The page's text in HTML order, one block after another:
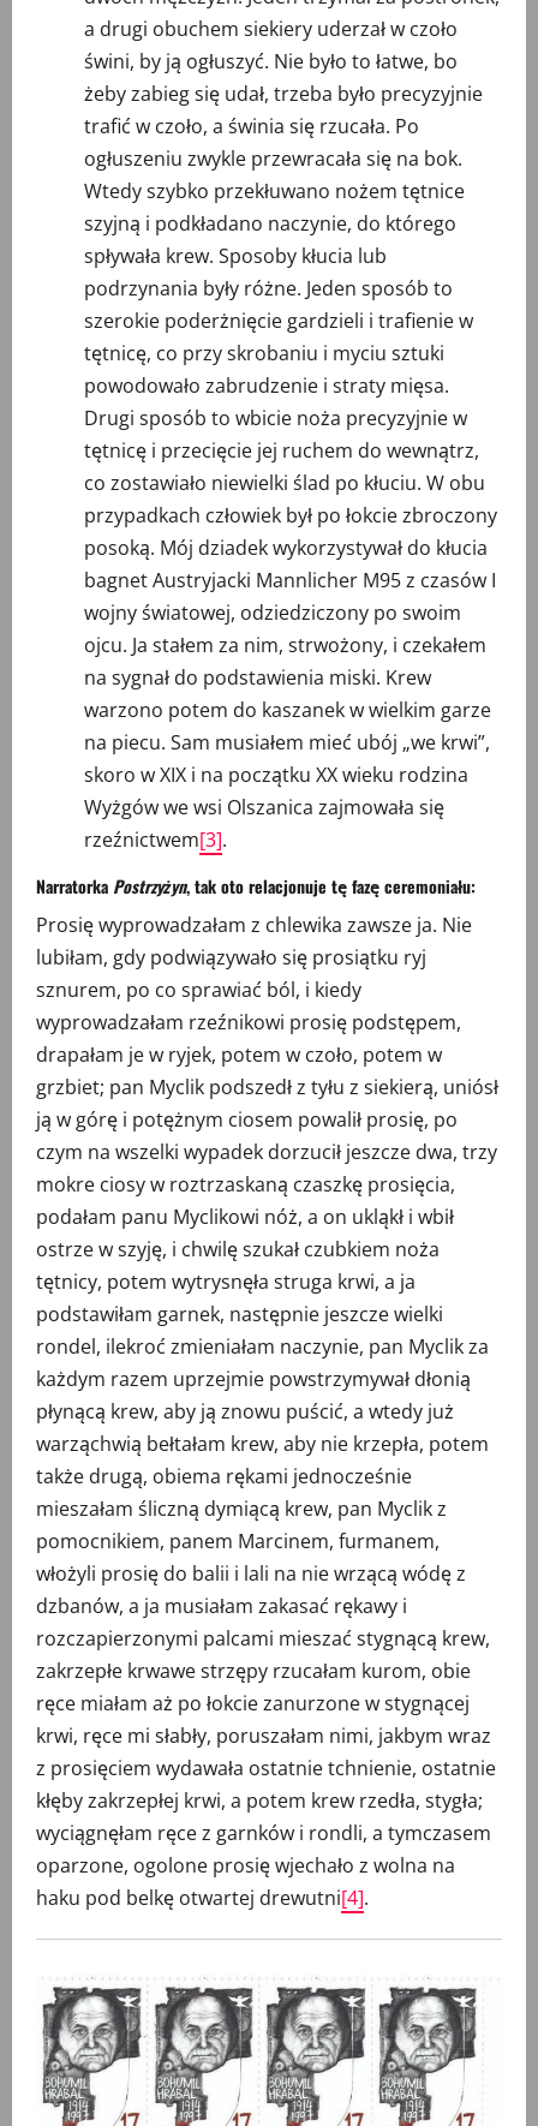
a drugi obuchem siekiery uderzał w czoło
świni, by ją ogłuszyć. Nie było to łatwe, bo
żeby zabieg się udał, trzeba było precyzyjnie
trafić w czoło, a świnia się rzucała. Po
ogłuszeniu zwykle przewracała się na bok.
Wtedy szybko przekłuwano nożem tętnice
szyjną i podkładano naczynie, do którego
spływała krew. Sposoby kłucia lub
podrzynania były różne. Jeden sposób to
szerokie poderżnięcie gardzieli i trafienie w
tętnicę, co przy skrobaniu i myciu sztuki
powodowało zabrudzenie i straty mięsa.
Drugi sposób to wbicie noża precyzyjnie w
tętnicę i przecięcie jej ruchem do wewnątrz,
co zostawiało niewielki ślad po kłuciu. W obu
przypadkach człowiek był po łokcie zbroczony
posoką. Mój dziadek wykorzystywał do kłucia
bagnet Austryjacki Mannlicher M95 z czasów I
wojny światowej, odziedziczony po swoim
ojcu. Ja stałem za nim, strwożony, i czekałem
na sygnał do podstawienia miski. Krew
warzono potem do kaszanek w wielkim garze
na piecu. Sam musiałem mieć ubój „we krwi”,
skoro w XIX i na początku XX wieku rodzina
Wyżgów we wsi Olszanica zajmowała się
rzeźnictwem[3].
Narratorka Postrzyżyn, tak oto relacjonuje tę fazę ceremoniału:
Prosię wyprowadzałam z chlewika zawsze ja. Nie
lubiłam, gdy podwiązywało się prosiątku ryj
sznurem, po co sprawiać ból, i kiedy
wyprowadzałam rzeźnikowi prosię podstępem,
drapałam je w ryjek, potem w czoło, potem w
grzbiet; pan Myclik podszedł z tyłu z siekierą, uniósł
ją w górę i potężnym ciosem powalił prosię, po
czym na wszelki wypadek dorzucił jeszcze dwa, trzy
mokre ciosy w roztrzaskaną czaszkę prosięcia,
podałam panu Myclikowi nóż, a on ukląkł i wbił
ostrze w szyję, i chwilę szukał czubkiem noża
tętnicy, potem wytrysnęła struga krwi, a ja
podstawiłam garnek, następnie jeszcze wielki
rondel, ilekroć zmieniałam naczynie, pan Myclik za
każdym razem uprzejmie powstrzymywał dłonią
płynącą krew, aby ją znowu puścić, a wtedy już
warząchwią bełtałam krew, aby nie krzepła, potem
także drugą, obiema rękami jednocześnie
mieszałam śliczną dymiącą krew, pan Myclik z
pomocnikiem, panem Marcinem, furmanem,
włożyli prosię do balii i lali na nie wrzącą wódę z
dzbanów, a ja musiałam zakasać rękawy i
rozczapierzonymi palcami mieszać stygnącą krew,
zakrzepłe krwawe strzępy rzucałam kurom, obie
ręce miałam aż po łokcie zanurzone w stygnącej
krwi, ręce mi słabły, poruszałam nimi, jakbym wraz
z prosięciem wydawała ostatnie tchnienie, ostatnie
kłęby zakrzepłej krwi, a potem krew rzedła, stygła;
wyciągnęłam ręce z garnków i rondli, a tymczasem
oparzone, ogolone prosię wjechało z wolna na
haku pod belkę otwartej drewutni[4].